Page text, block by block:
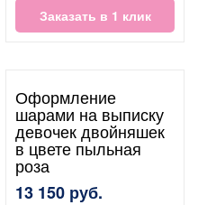
Заказать в 1 клик
Оформление
шарами на выписку
девочек двойняшек
в цвете пыльная
роза
13 150 руб.